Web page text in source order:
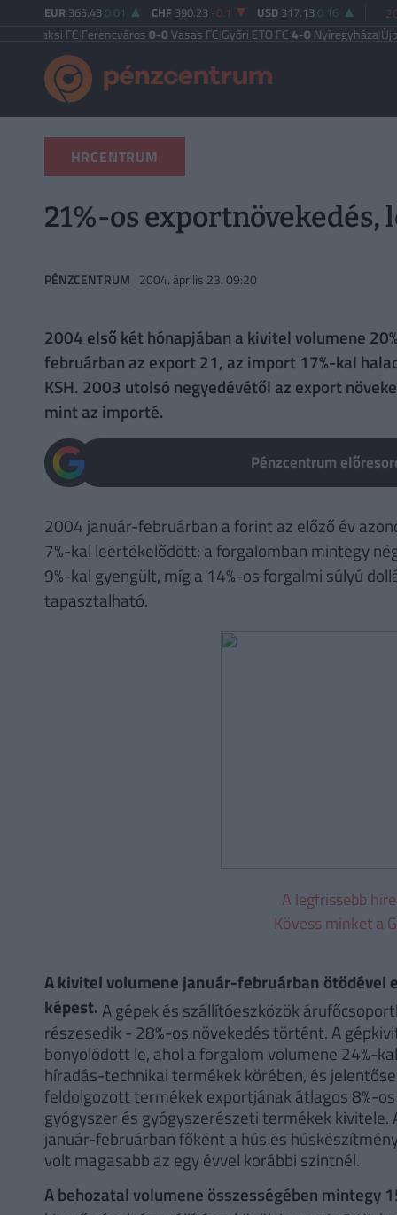
EUR 365.43 0.01 CHF 390.23 -0.1 USD 317.13 0.16
Ferencváros0-0Vasas FC|Győri ETO FC4-0Nyíregyháza|Újpest FC
HRCENTRUM
21%-os
PÉNZCENTRUM 2004. április 23. 09:20
2004 első két hónapjában a kivitel volumene
februárban az export 21, az import 17%-kal
KSH. 2003 utolsó negyedévétől az export
mint az importé.
Pénzcentrum
2004 január-februárban a forint az előző év
7%-kal leértékelődött: a forgalomban mintegy
9%-kal gyengült, míg a 14%-os forgalmi súlyú
tapasztalható.
A legfrissebb
Kövess minket a
A kivitel volumene január-februárban ötödével
képest. A gépek és szállítóeszközök
részesedik - 28%-os növekedés történt. A
bonyolódott le, ahol a forgalom volumene 24%-
híradás-technikai termékek körében, és
feldolgozott termékek exportjának átlagos 8%-
gyógyszer és gyógyszerészeti termékek
január-februárban főként a hús és
volt magasabb az egy évvel korábbi szintnél.
A behozatal volumene összességében mintegy